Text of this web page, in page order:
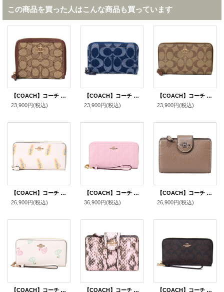
この商品を買った人はこんな商品も買っています
【COACH】コーチ ジャガード レザー シグネチャー ロゴ スモール ジップ アラウンド ウォレット 二つ折り 財布 カーキ×サドルマルチ〔日本未発売〕
23,900円(税込)
【COACH】コーチ カードケース デニム レザー シグネチャー エッセンシャル スモール ジップ アラウンド スクエア スリム コインケース ディープブルーマルチ（日本未発売）
23,900円(税込)
【COACH】コーチ コーティングキャンバス シグネチャー ミディアム ジップ アラウンド ウォレット 財布 カーキ×サドル2（日本未発売）
23,900円(税込)
【COACH】コーチ コーティングキャンバス スムースレザー リップスティック 口紅 プリント アコーディオン ジップ ウォレット 長財布 チャークマルチ（日本未発売）
26,900円(税込)
【COACH】コーチ 長財布 キルティング シャイニー スムースレザー ロゴ リストレット ロング ジップ アラウンド 長財布 カーネーション（日本未発売）
36,900円(税込)
【COACH】コーチ 財布 ぺブルレザー ロゴ ミディアム コーナー ジップ ウォレット 二つ折り財布 ダークストーン（日本未発売）
26,900円(税込)
【COACH】コーチ PVC レザー スワン 白鳥 ハクチョウ リストレット ロング ジップ アラウンド 長財布 チャークマルチ（日本未発売） 【COACH】コーチ 財布 パイソン スネークレザー エンボスドアニマル ロゴ ミディアム コーナー ジップ ウォレット 二つ折り財布 ピンク（日本未発売） 【COACH】コーチ コーティングキャンバス スムースレザー シグネチャー リストレット ロング ジップ アラウンド 長財布 ブラウン×ブラック（日本未発売）